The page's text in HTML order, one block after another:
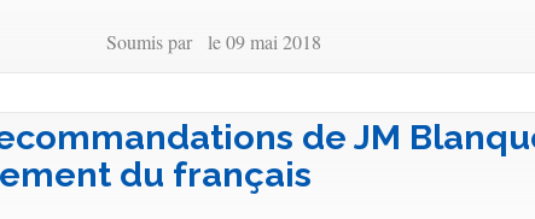
Soumis par le 09 mai 2018
de JM
du français